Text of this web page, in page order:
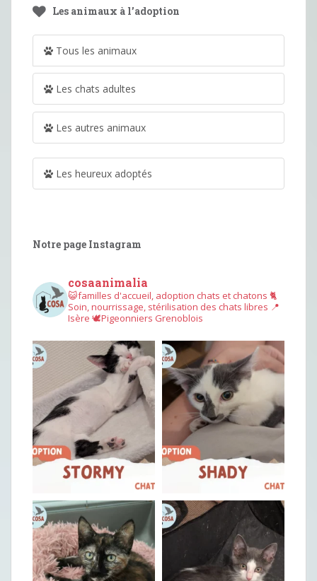
Les animaux à l’adoption
Tous les animaux
Les chats adultes
Les autres animaux
Les heureux adoptés
Notre page Instagram
cosaanimalia
😺familles d'accueil, adoption chats et chatons 🐈
Soin, nourrissage, stérilisation des chats libres 📍
Isère 🕊︎Pigeonniers Grenoblois